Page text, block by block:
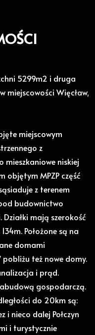
5299m2 i druga
miejscowości Więcław,
miejscowym
z
mieszkaniowe niskiej
objętym MPZP część
z terenem
budownictwo
mają szerokość
Położone są na
domami
też nowe domy.
i prąd.
gospodarczą.
do 20km są:
i nieco dalej Połczyn
i turystycznie